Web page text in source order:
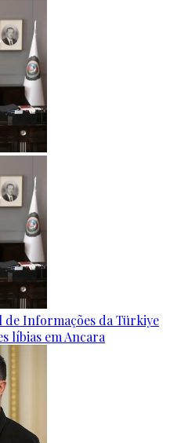
Informações da Türkiye
líbias em Ancara